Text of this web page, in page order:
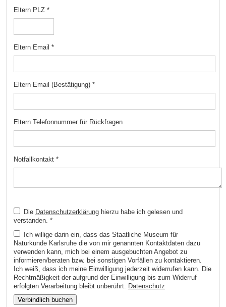
Eltern PLZ *
Eltern Email *
Eltern Email (Bestätigung) *
Eltern Telefonnummer für Rückfragen
Notfallkontakt *
Die Datenschutzerklärunghierzu habe ich gelesen und
verstanden. *
Ich willige darin ein, dass das Staatliche Museum für
Naturkunde Karlsruhe die von mir genannten Kontaktdaten dazu
verwenden kann, mich bei einem ausgebuchten Angebot zu
informieren/beraten bzw. bei sonstigen Vorfällen zu kontaktieren.
Ich weiß, dass ich meine Einwilligung jederzeit widerrufen kann. Die
Rechtmäßigkeit der aufgrund der Einwilligung bis zum Widerruf
erfolgten Verarbeitung bleibt unberührt. Datenschutz
Verbindlich buchen